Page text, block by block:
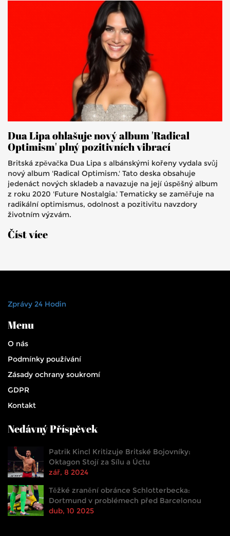
Dua Lipa ohlašuje nový album 'Radical
Optimism' plný pozitivních vibrací
Britská zpěvačka Dua Lipa s albánskými kořeny vydala svůj
nový album 'Radical Optimism.' Tato deska obsahuje
jedenáct nových skladeb a navazuje na její úspěšný album
z roku 2020 'Future Nostalgia.' Tematicky se zaměřuje na
radikální optimismus, odolnost a pozitivitu navzdory
životním výzvám.
Číst více
Zprávy 24 Hodin
Menu
O nás
Podmínky používání
Zásady ochrany soukromí
GDPR
Kontakt
Nedávný Příspěvek
Patrik Kincl Kritizuje Britské Bojovníky:
Oktagon Stojí za Sílu a Úctu
zář, 8 2024
Těžké zranění obránce Schlotterbecka:
Dortmund v problémech před Barcelonou
dub, 10 2025